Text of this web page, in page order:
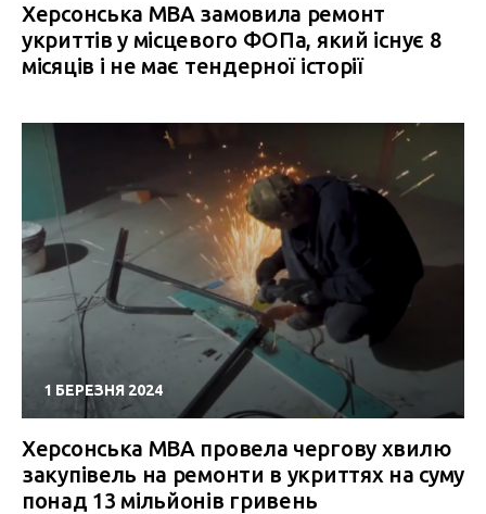
Херсонська МВА замовила ремонт
укриттів у місцевого ФОПа, який існує 8
місяців і не має тендерної історії
1 БЕРЕЗНЯ 2024
Херсонська МВА провела чергову хвилю
закупівель на ремонти в укриттях на суму
понад 13 мільйонів гривень